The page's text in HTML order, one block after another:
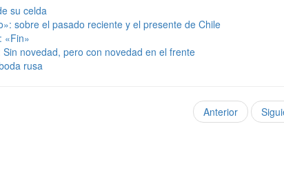
su celda
sobre el pasado reciente y el presente de Chile
«Fin»
Sin novedad, pero con novedad en el frente
rusa
Anterior